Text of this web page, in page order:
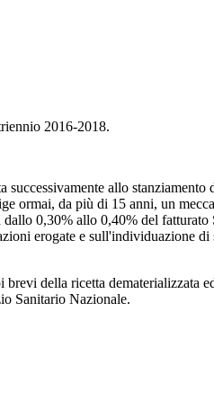
2016-2018.
successivamente allo
ormai, da più di 15 anni, un
0,30% allo 0,40% del
erogate e sull'individuazione
della ricetta dematerializzata
Sanitario Nazionale.